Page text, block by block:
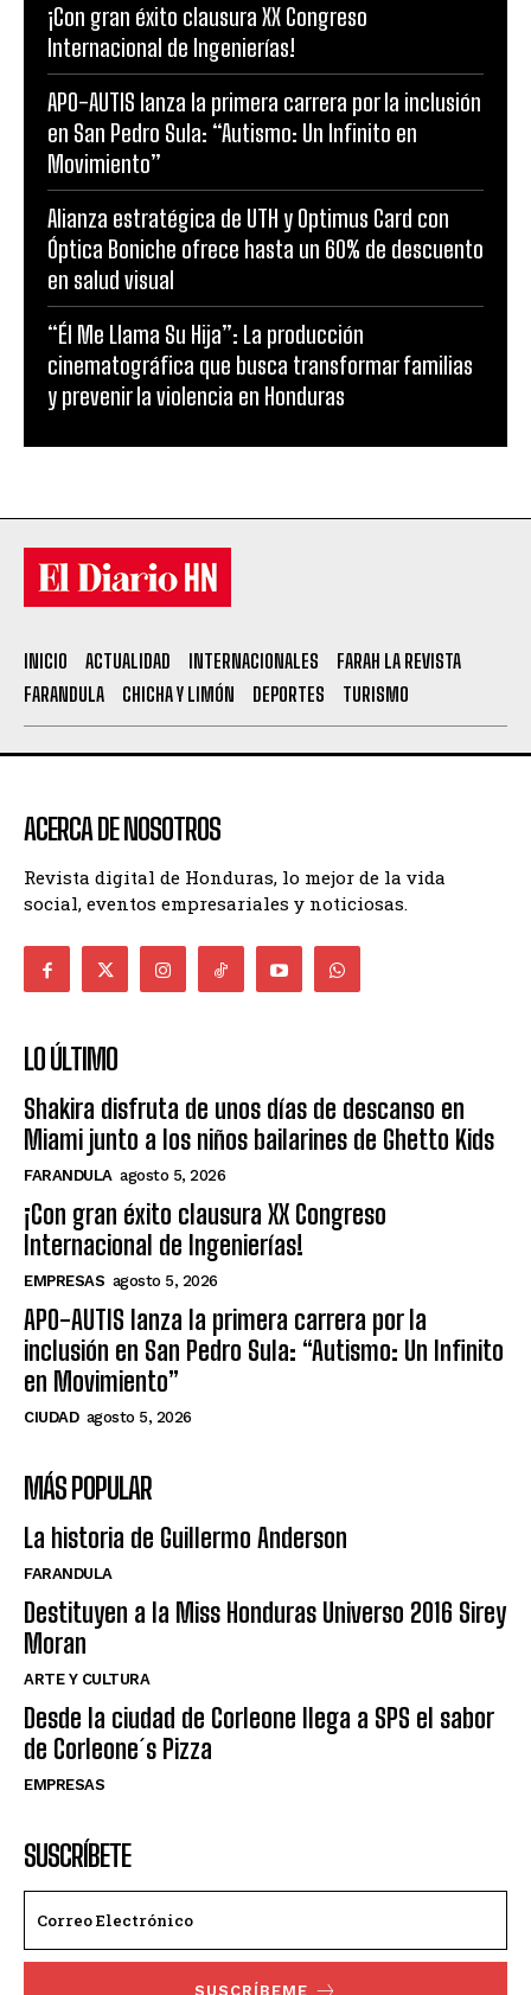
¡Con gran éxito clausura XX Congreso
Internacional de Ingenierías!
APO-AUTIS lanza la primera carrera por la inclusión
en San Pedro Sula: “Autismo: Un Infinito en
Movimiento”
Alianza estratégica de UTH y Optimus Card con
Óptica Boniche ofrece hasta un 60% de descuento
en salud visual
“Él Me Llama Su Hija”: La producción
cinematográfica que busca transformar familias
y prevenir la violencia en Honduras
INICIO ACTUALIDAD INTERNACIONALES
FARAH LA REVISTA
FARANDULA
CHICHA Y LIMÓN DEPORTES TURISMO
ACERCA DE NOSOTROS
Revista digital de Honduras, lo mejor de la vida
social, eventos empresariales y noticiosas.
LO ÚLTIMO
Shakira disfruta de unos días de descanso en
Miami junto a los niños bailarines de Ghetto Kids
FARANDULA agosto 5, 2026
¡Con gran éxito clausura XX Congreso
Internacional de Ingenierías!
EMPRESAS agosto 5, 2026
APO-AUTIS lanza la primera carrera por la
inclusión en San Pedro Sula: “Autismo: Un Infinito
en Movimiento”
CIUDAD agosto 5, 2026
MÁS POPULAR
La historia de Guillermo Anderson
FARANDULA
Destituyen a la Miss Honduras Universo 2016 Sirey
Moran
ARTE Y CULTURA
Desde la ciudad de Corleone llega a SPS el sabor
de Corleone´s Pizza
EMPRESAS
SUSCRÍBETE
SUSCRÍBEME